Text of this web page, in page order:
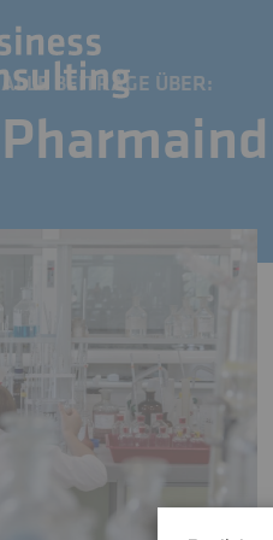
ALLE BEITRÄGE ÜBER: